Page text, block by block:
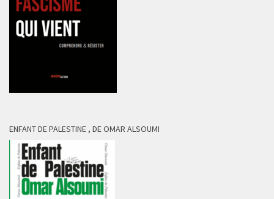
ENFANT DE PALESTINE , DE OMAR ALSOUMI